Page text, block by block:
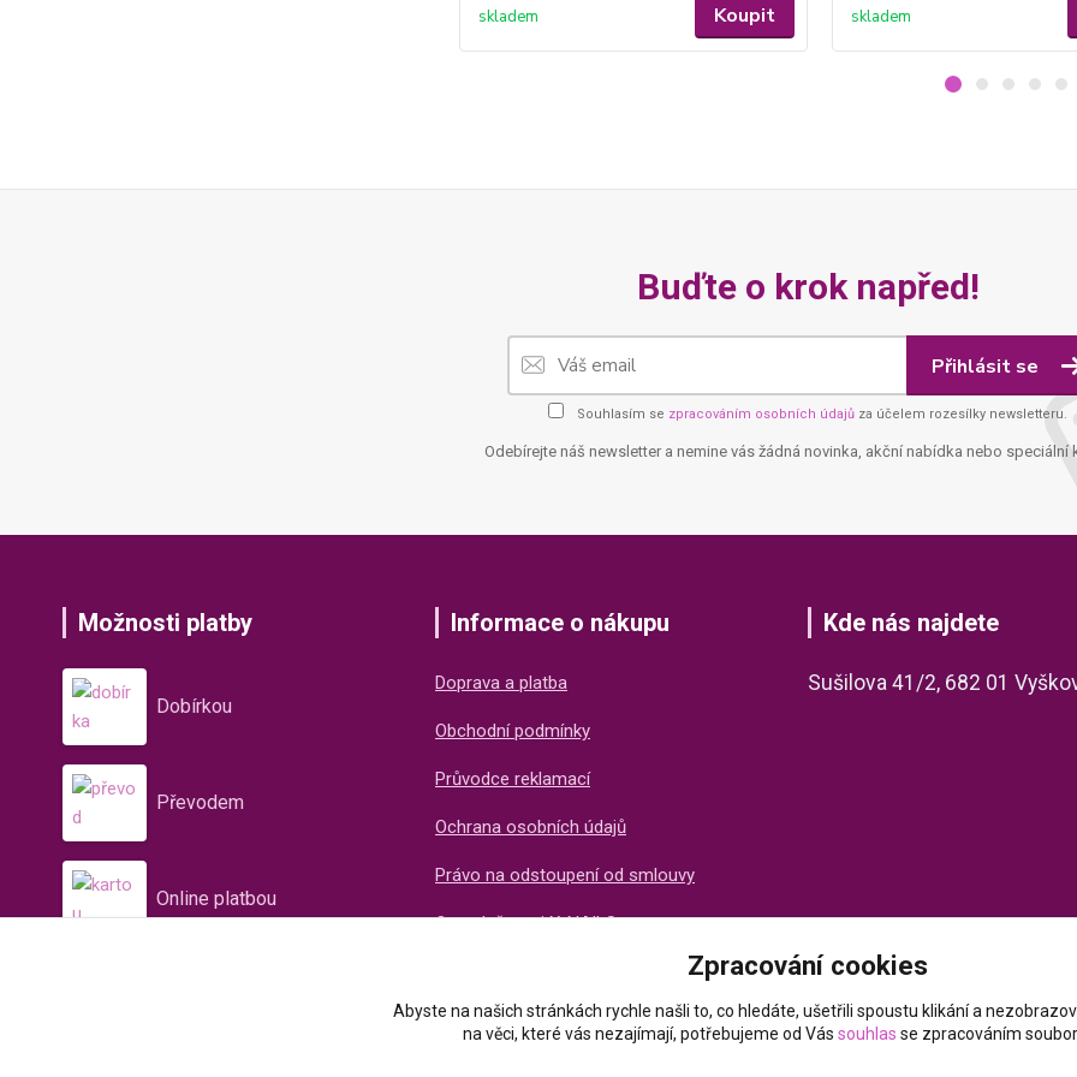
skladem Koupit skladem
Buďte o krok napřed!
Přihlásit se
Souhlasím se zpracováním osobních údajů za účelem rozesílky newsletteru.
Odebírejte náš newsletter a nemine vás žádná novinka, akční nabídka nebo speciální
Možnosti platby
Dobírkou
Převodem
Online platbou
Informace o nákupu
Doprava a platba
Obchodní podmínky
Průvodce reklamací
Ochrana osobních údajů
Právo na odstoupení od smlouvy
O společnosti X-NAILS
Kde nás najdete
Sušilova 41/2, 682 01
Zpracování cookies
Abyste na našich stránkách rychle našli to, co hledáte, ušetřili spoustu klikání a
na věci, které vás nezajímají, potřebujeme od Vás souhlas se zpracováním